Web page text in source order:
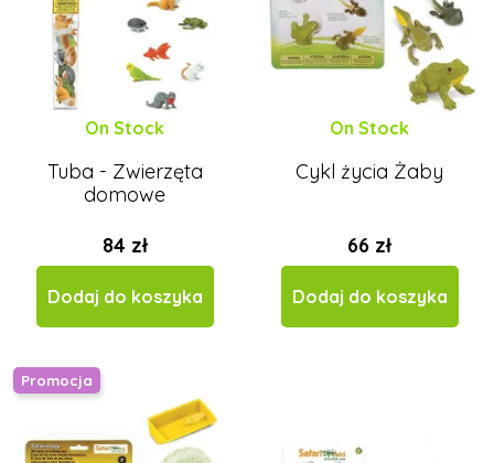
On Stock
Tuba - Zwierzęta
domowe
84 zł
Dodaj do koszyka
On Stock
Cykl życia Żaby
66 zł
Dodaj do koszyka
Promocja